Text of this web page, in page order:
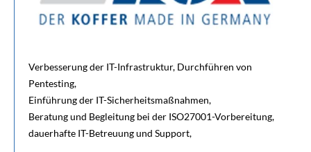
Verbesserung der IT-Infrastruktur, Durchführen von
Pentesting,
Einführung der IT-Sicherheitsmaßnahmen,
Beratung und Begleitung bei der ISO27001-Vorbereitung,
dauerhafte IT-Betreuung und Support,